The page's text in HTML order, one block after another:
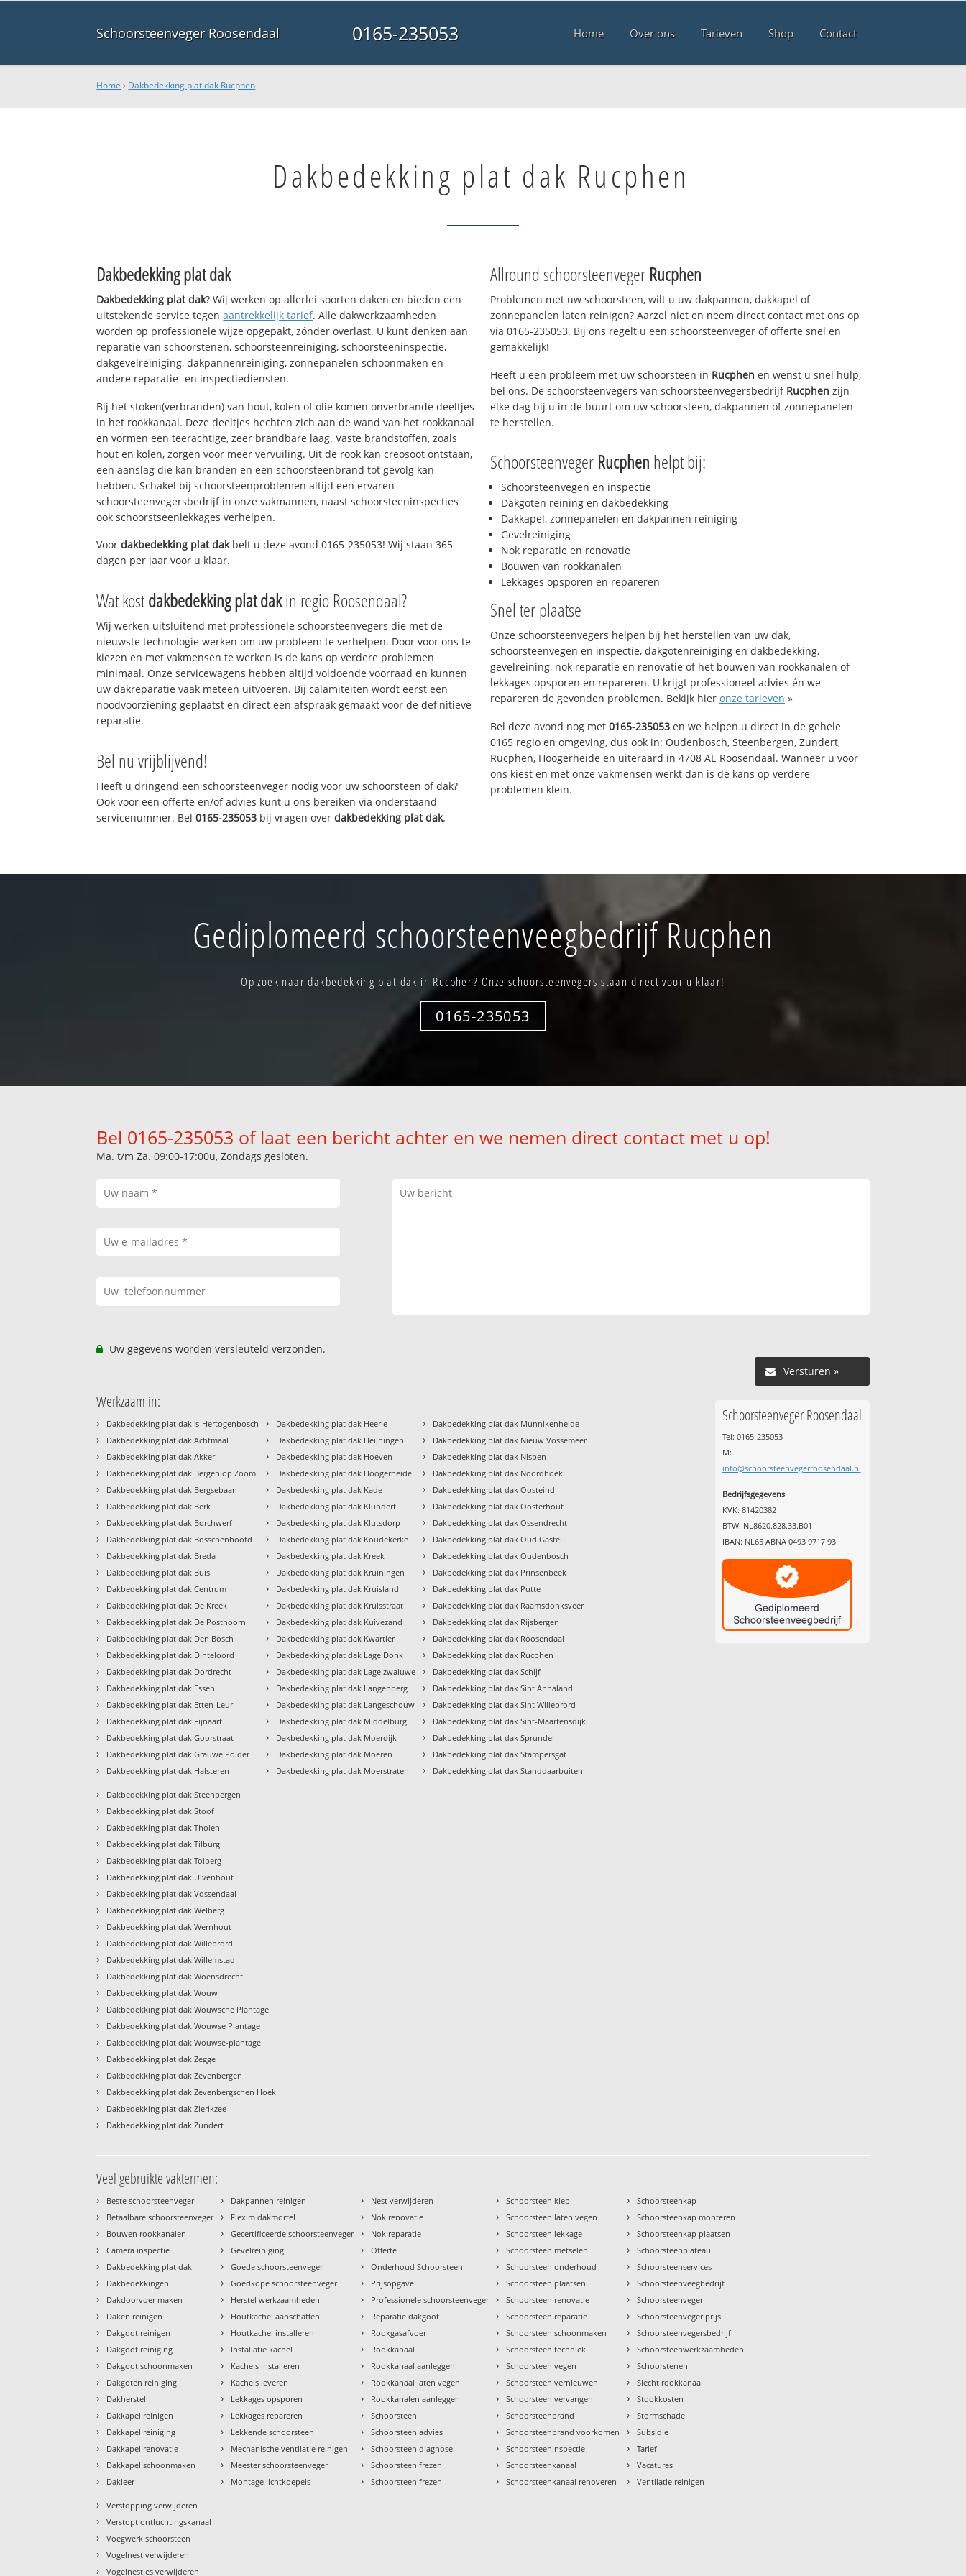
Schoorsteenveger Roosendaal 0165-235053 Home Over ons Tarieven Shop Contact
Home › Dakbedekking plat dak Rucphen
Dakbedekking plat dak Rucphen
Dakbedekking plat dak
Dakbedekking plat dak? Wij werken op allerlei soorten daken en bieden een
uitstekende service tegenaantrekkelijk tarief. Alle dakwerkzaamheden
worden op professionele wijze opgepakt, zónder overlast. U kunt denken aan
reparatie van schoorstenen, schoorsteenreiniging, schoorsteeninspectie,
dakgevelreiniging, dakpannenreiniging, zonnepanelen schoonmaken en
andere reparatie- en inspectiediensten.
Bij het stoken(verbranden) van hout, kolen of olie komen onverbrande deeltjes
in het rookkanaal. Deze deeltjes hechten zich aan de wand van het rookkanaal
en vormen een teerachtige, zeer brandbare laag. Vaste brandstoffen, zoals
hout en kolen, zorgen voor meer vervuiling. Uit de rook kan creosoot ontstaan,
een aanslag die kan branden en een schoorsteenbrand tot gevolg kan
hebben. Schakel bij schoorsteenproblemen altijd een ervaren
schoorsteenvegersbedrijf in onze vakmannen, naast schoorsteeninspecties
ook schoorstseenlekkages verhelpen.
Voordakbedekking plat dakbelt u deze avond 0165-235053! Wij staan 365
dagen per jaar voor u klaar.
Wat kostdakbedekking plat dakin regio Roosendaal?
Wij werken uitsluitend met professionele schoorsteenvegers die met de
nieuwste technologie werken om uw probleem te verhelpen. Door voor ons te
kiezen en met vakmensen te werken is de kans op verdere problemen
minimaal. Onze servicewagens hebben altijd voldoende voorraad en kunnen
uw dakreparatie vaak meteen uitvoeren. Bij calamiteiten wordt eerst een
noodvoorziening geplaatst en direct een afspraak gemaakt voor de definitieve
reparatie.
Bel nu vrijblijvend!
Heeft u dringend een schoorsteenveger nodig voor uw schoorsteen of dak?
Ook voor een offerte en/of advies kunt u ons bereiken via onderstaand
servicenummer. Bel0165-235053 bij vragen overdakbedekking plat dak.
Allround schoorsteenveger Rucphen
Problemen met uw schoorsteen, wilt u uw dakpannen, dakkapel of
zonnepanelen laten reinigen? Aarzel niet en neem direct contact met ons op
via 0165-235053. Bij ons regelt u een schoorsteenveger of offerte snel en
gemakkelijk!
Heeft u een probleem met uw schoorsteen in Rucphen en wenst u snel hulp,
bel ons. De schoorsteenvegers van schoorsteenvegersbedrijf Rucphen zijn
elke dag bij u in de buurt om uw schoorsteen, dakpannen of zonnepanelen
te herstellen.
Schoorsteenveger Rucphen helpt bij:
Schoorsteenvegen en inspectie
Dakgoten reining en dakbedekking
Dakkapel, zonnepanelen en dakpannen reiniging
Gevelreiniging
Nok reparatie en renovatie
Bouwen van rookkanalen
Lekkages opsporen en repareren
Snel ter plaatse
Onze schoorsteenvegers helpen bij het herstellen van uw dak,
schoorsteenvegen en inspectie, dakgotenreiniging en dakbedekking,
gevelreining, nok reparatie en renovatie of het bouwen van rookkanalen of
lekkages opsporen en repareren. U krijgt professioneel advies én we
repareren de gevonden problemen. Bekijk hier onze tarieven »
Bel deze avond nog met 0165-235053 en we helpen u direct in de gehele
0165 regio en omgeving, dus ook in: Oudenbosch, Steenbergen, Zundert,
Rucphen, Hoogerheide en uiteraard in 4708 AE Roosendaal. Wanneer u voor
ons kiest en met onze vakmensen werkt dan is de kans op verdere
problemen klein.
Gediplomeerd schoorsteenveegbedrijf Rucphen
Op zoek naar dakbedekking plat dak in Rucphen? Onze schoorsteenvegers staan direct voor u klaar!
0165-235053
Bel 0165-235053 of laat een bericht achter en we nemen direct contact met u op!
Ma. t/m Za. 09:00-17:00u, Zondags gesloten.
Uw gegevens worden versleuteld verzonden.
Versturen »
Werkzaam in:
› Dakbedekking plat dak 's-Hertogenbosch
› Dakbedekking plat dak Achtmaal
› Dakbedekking plat dak Akker
› Dakbedekking plat dak Bergen op Zoom
› Dakbedekking plat dak Bergsebaan
› Dakbedekking plat dak Berk
› Dakbedekking plat dak Borchwerf
› Dakbedekking plat dak Bosschenhoofd
› Dakbedekking plat dak Breda
› Dakbedekking plat dak Buis
› Dakbedekking plat dak Centrum
› Dakbedekking plat dak De Kreek
› Dakbedekking plat dak De Posthoorn
› Dakbedekking plat dak Den Bosch
› Dakbedekking plat dak Dinteloord
› Dakbedekking plat dak Dordrecht
› Dakbedekking plat dak Essen
› Dakbedekking plat dak Etten-Leur
› Dakbedekking plat dak Fijnaart
› Dakbedekking plat dak Goorstraat
› Dakbedekking plat dak Grauwe Polder
› Dakbedekking plat dak Halsteren
› Dakbedekking plat dak Heerle
› Dakbedekking plat dak Heijningen
› Dakbedekking plat dak Hoeven
› Dakbedekking plat dak Hoogerheide
› Dakbedekking plat dak Kade
› Dakbedekking plat dak Klundert
› Dakbedekking plat dak Klutsdorp
› Dakbedekking plat dak Koudekerke
› Dakbedekking plat dak Kreek
› Dakbedekking plat dak Kruiningen
› Dakbedekking plat dak Kruisland
› Dakbedekking plat dak Kruisstraat
› Dakbedekking plat dak Kuivezand
› Dakbedekking plat dak Kwartier
› Dakbedekking plat dak Lage Donk
› Dakbedekking plat dak Lage zwaluwe
› Dakbedekking plat dak Langenberg
› Dakbedekking plat dak Langeschouw
› Dakbedekking plat dak Middelburg
› Dakbedekking plat dak Moerdijk
› Dakbedekking plat dak Moeren
› Dakbedekking plat dak Moerstraten
› Dakbedekking plat dak Munnikenheide
› Dakbedekking plat dak Nieuw Vossemeer
› Dakbedekking plat dak Nispen
› Dakbedekking plat dak Noordhoek
› Dakbedekking plat dak Oosteind
› Dakbedekking plat dak Oosterhout
› Dakbedekking plat dak Ossendrecht
› Dakbedekking plat dak Oud Gastel
› Dakbedekking plat dak Oudenbosch
› Dakbedekking plat dak Prinsenbeek
› Dakbedekking plat dak Putte
› Dakbedekking plat dak Raamsdonksveer
› Dakbedekking plat dak Rijsbergen
› Dakbedekking plat dak Roosendaal
› Dakbedekking plat dak Rucphen
› Dakbedekking plat dak Schijf
› Dakbedekking plat dak Sint Annaland
› Dakbedekking plat dak Sint Willebrord
› Dakbedekking plat dak Sint-Maartensdijk
› Dakbedekking plat dak Sprundel
› Dakbedekking plat dak Stampersgat
› Dakbedekking plat dak Standdaarbuiten
› Dakbedekking plat dak Steenbergen
› Dakbedekking plat dak Stoof
› Dakbedekking plat dak Tholen
› Dakbedekking plat dak Tilburg
› Dakbedekking plat dak Tolberg
› Dakbedekking plat dak Ulvenhout
› Dakbedekking plat dak Vossendaal
› Dakbedekking plat dak Welberg
› Dakbedekking plat dak Wernhout
› Dakbedekking plat dak Willebrord
› Dakbedekking plat dak Willemstad
› Dakbedekking plat dak Woensdrecht
› Dakbedekking plat dak Wouw
› Dakbedekking plat dak Wouwsche Plantage
› Dakbedekking plat dak Wouwse Plantage
› Dakbedekking plat dak Wouwse-plantage
› Dakbedekking plat dak Zegge
› Dakbedekking plat dak Zevenbergen
› Dakbedekking plat dak Zevenbergschen Hoek
› Dakbedekking plat dak Zierikzee
› Dakbedekking plat dak Zundert
Schoorsteenveger Roosendaal
Tel: 0165-235053
M:
info@schoorsteenvegerroosendaal.nl
Bedrijfsgegevens
KVK: 81420382
BTW: NL8620.828.33.B01
IBAN: NL65 ABNA 0493 9717 93
Veel gebruikte vaktermen:
› Beste schoorsteenveger
› Betaalbare schoorsteenveger
› Bouwen rookkanalen
› Camera inspectie
› Dakbedekking plat dak
› Dakbedekkingen
› Dakdoorvoer maken
› Daken reinigen
› Dakgoot reinigen
› Dakgoot reiniging
› Dakgoot schoonmaken
› Dakgoten reiniging
› Dakherstel
› Dakkapel reinigen
› Dakkapel reiniging
› Dakkapel renovatie
› Dakkapel schoonmaken
› Dakleer
› Dakpannen reinigen
› Flexim dakmortel
› Gecertificeerde schoorsteenveger
› Gevelreiniging
› Goede schoorsteenveger
› Goedkope schoorsteenveger
› Herstel werkzaamheden
› Houtkachel aanschaffen
› Houtkachel installeren
› Installatie kachel
› Kachels installeren
› Kachels leveren
› Lekkages opsporen
› Lekkages repareren
› Lekkende schoorsteen
› Mechanische ventilatie reinigen
› Meester schoorsteenveger
› Montage lichtkoepels
› Nest verwijderen
› Nok renovatie
› Nok reparatie
› Offerte
› Onderhoud Schoorsteen
› Prijsopgave
› Professionele schoorsteenveger
› Reparatie dakgoot
› Rookgasafvoer
› Rookkanaal
› Rookkanaal aanleggen
› Rookkanaal laten vegen
› Rookkanalen aanleggen
› Schoorsteen
› Schoorsteen advies
› Schoorsteen diagnose
› Schoorsteen frezen
› Schoorsteen frezen
› Schoorsteen klep
› Schoorsteen laten vegen
› Schoorsteen lekkage
› Schoorsteen metselen
› Schoorsteen onderhoud
› Schoorsteen plaatsen
› Schoorsteen renovatie
› Schoorsteen reparatie
› Schoorsteen schoonmaken
› Schoorsteen techniek
› Schoorsteen vegen
› Schoorsteen vernieuwen
› Schoorsteen vervangen
› Schoorsteenbrand
› Schoorsteenbrand voorkomen
› Schoorsteeninspectie
› Schoorsteenkanaal
› Schoorsteenkanaal renoveren
› Schoorsteenkap
› Schoorsteenkap monteren
› Schoorsteenkap plaatsen
› Schoorsteenplateau
› Schoorsteenservices
› Schoorsteenveegbedrijf
› Schoorsteenveger
› Schoorsteenveger prijs
› Schoorsteenvegersbedrijf
› Schoorsteenwerkzaamheden
› Schoorstenen
› Slecht rookkanaal
› Stookkosten
› Stormschade
› Subsidie
› Tarief
› Vacatures
› Ventilatie reinigen
› Verstopping verwijderen
› Verstopt ontluchtingskanaal
› Voegwerk schoorsteen
› Vogelnest verwijderen
› Vogelnestjes verwijderen